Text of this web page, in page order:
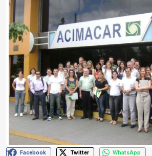
1
Facebook Twitter WhatsApp